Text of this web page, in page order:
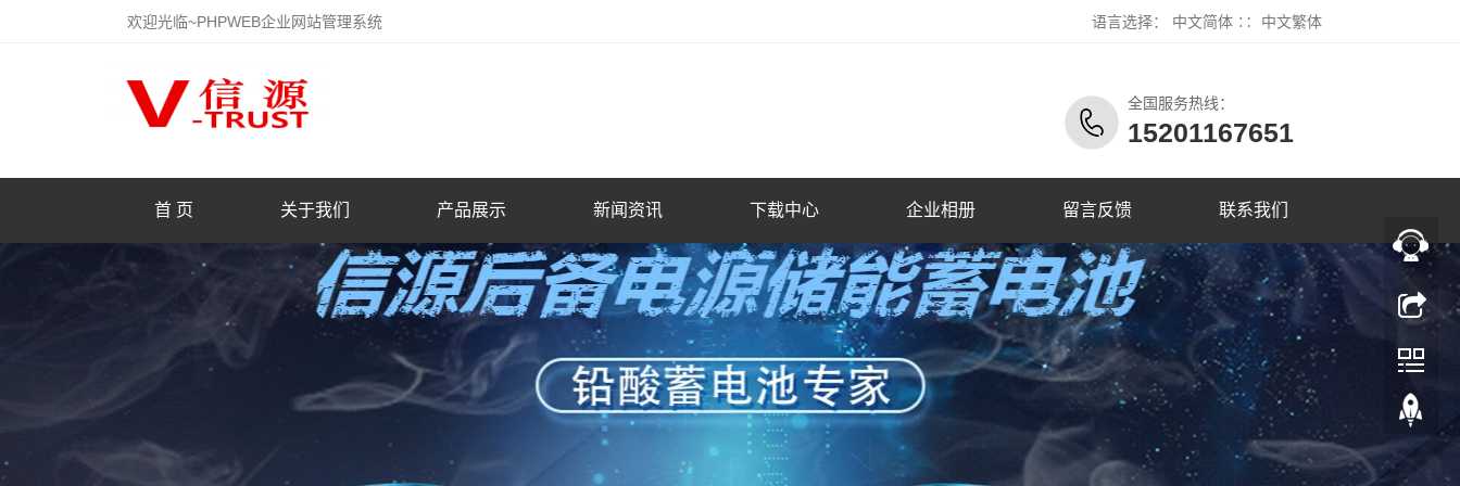
欢迎光临~PHPWEB企业网站管理系统 语言选择： 中文简体 ∷ 中文繁体
全国服务热线：
15201167651
首 页 关于我们 产品展示 新闻资讯 下载中心 企业相册 留言反馈 联系我们